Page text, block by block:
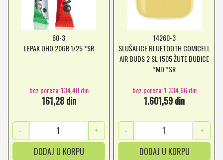
60-3
LEPAK OHO 20GR 1/25 *SR
bez poreza: 134,40 din
161,28 din
-
+
DODAJ U KORPU
14260-3
SLUŠALICE BLUETOOTH COMICELL
AIR BUDS 2 SL 1505 ŽUTE BUBICE
*MD *SR
bez poreza: 1.334,66 din
1.601,59 din
-
+
DODAJ U KORPU